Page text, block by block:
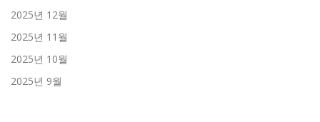
2025년 12월
2025년 11월
2025년 10월
2025년 9월